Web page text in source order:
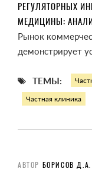
РЕГУЛЯТОРНЫХ
МЕДИЦИНЫ:
Рынок
демонстрирует
ТЕМЫ:
Частная клиника
АВТОР БОРИСОВ Д.А.